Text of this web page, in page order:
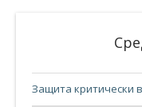
Защита критически